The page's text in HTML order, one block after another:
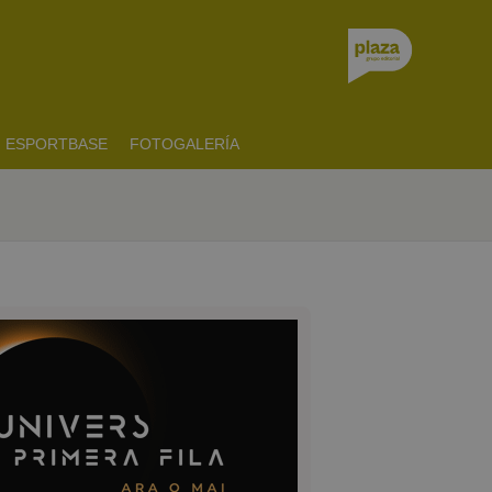
ESPORTBASE FOTOGALERÍA